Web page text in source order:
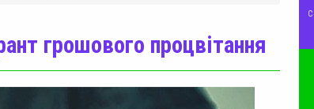
грошового процвітання